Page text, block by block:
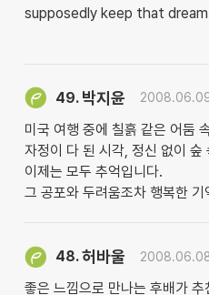
supposedly keep that
49. 박지윤
미국 여행 중에 칠흙 같은 어둠
자정이 다 된 시각, 정신 없이 숲
이제는 모두 추억입니다.
그 공포와 두려움조차 행복한 기
48.허바울
좋은 느낌으로 만나는 후배가